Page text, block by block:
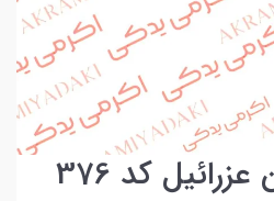
کد 376